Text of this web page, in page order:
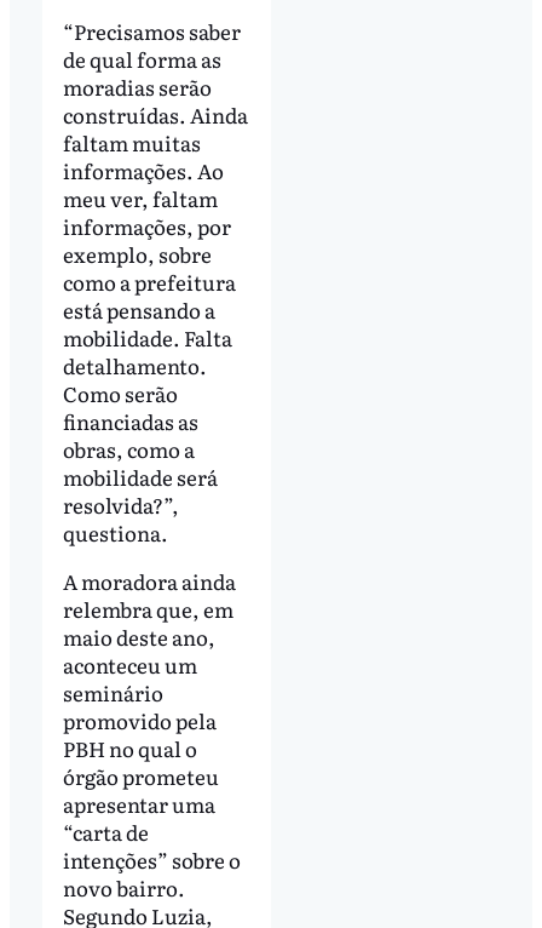
“Precisamos saber
de qual forma as
moradias serão
construídas. Ainda
faltam muitas
informações. Ao
meu ver, faltam
informações, por
exemplo, sobre
como a prefeitura
está pensando a
mobilidade. Falta
detalhamento.
Como serão
financiadas as
obras, como a
mobilidade será
resolvida?”,
questiona.
A moradora ainda
relembra que, em
maio deste ano,
aconteceu um
seminário
promovido pela
PBH no qual o
órgão prometeu
apresentar uma
“carta de
intenções” sobre o
novo bairro.
Segundo Luzia,